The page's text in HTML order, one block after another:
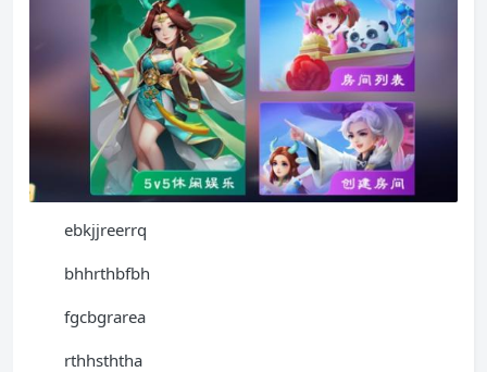
ebkjjreerrq
bhhrthbfbh
fgcbgrarea
rthhsththa